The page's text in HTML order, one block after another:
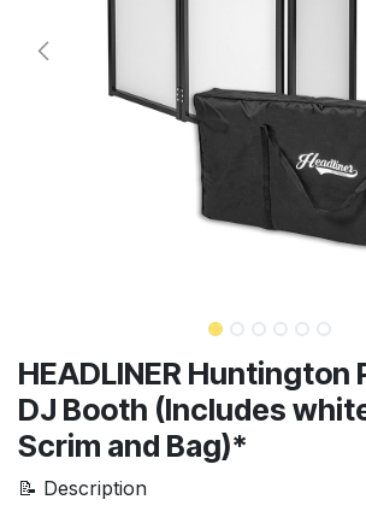
HEADLINER Huntington
DJ Booth (Includes
Scrim and Bag)*
📝 Description